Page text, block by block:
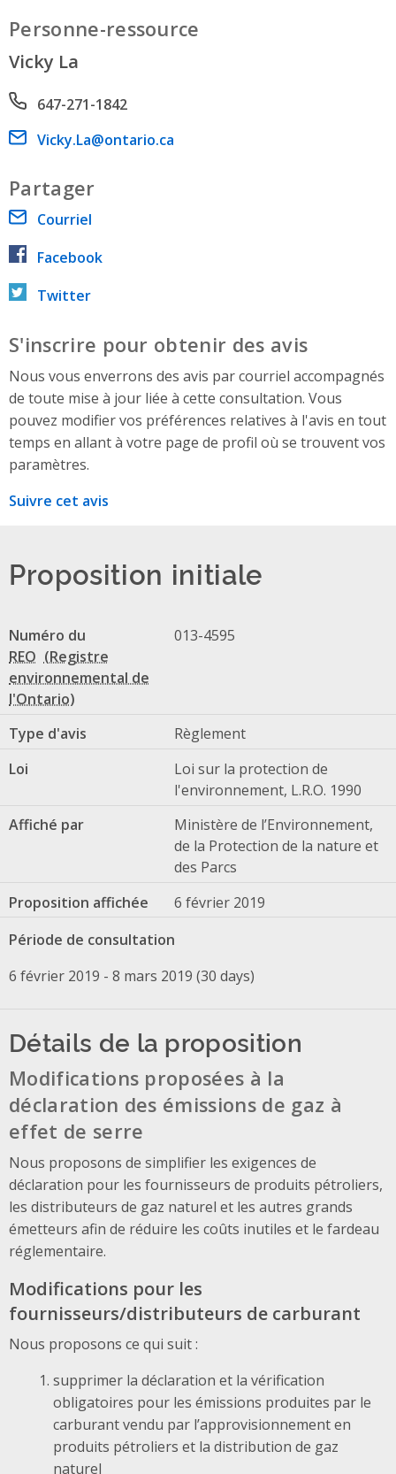
Personne-ressource
Vicky La
Phone number
647-271-1842
Email address
Vicky.La@ontario.ca
Partager
Courriel
Facebook
Twitter
S'inscrire pour obtenir des avis
Nous vous enverrons des avis par courriel accompagnés
de toute mise à jour liée à cette consultation. Vous
pouvez modifier vos préférences relatives à l'avis en tout
temps en allant à votre page de profil où se trouvent vos
paramètres.
Suivre cet avis
Proposition initiale
Numéro du
REO
013-4595
Type d'avis
Règlement
Loi
Loi sur la protection de
l'environnement, L.R.O. 1990
Affiché par
Ministère de l’Environnement,
de la Protection de la nature et
des Parcs
Proposition affichée
6 février 2019
Période de consultation
6 février 2019 - 8 mars 2019 (30 days)
Détails de la proposition
Modifications proposées à la
déclaration des émissions de gaz à
effet de serre
Nous proposons de simplifier les exigences de
déclaration pour les fournisseurs de produits pétroliers,
les distributeurs de gaz naturel et les autres grands
émetteurs afin de réduire les coûts inutiles et le fardeau
réglementaire.
Modifications pour les
fournisseurs/distributeurs de carburant
Nous proposons ce qui suit :
supprimer la déclaration et la vérification
obligatoires pour les émissions produites par le
carburant vendu par l’approvisionnement en
produits pétroliers et la distribution de gaz
naturel